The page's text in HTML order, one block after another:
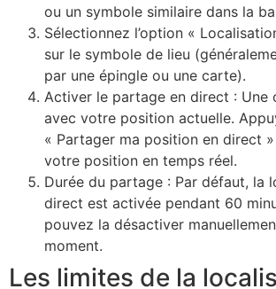
ou un symbole similaire dans la
Sélectionnez l’option «
sur le symbole de lieu
par une épingle ou une carte).
Activer le partage en direct : Une
avec votre position actuelle.
« Partager ma position en direct
votre position en temps réel.
Durée du partage : Par défaut, la
direct est activée pendant 60
pouvez la désactiver
moment.
Les limites de la